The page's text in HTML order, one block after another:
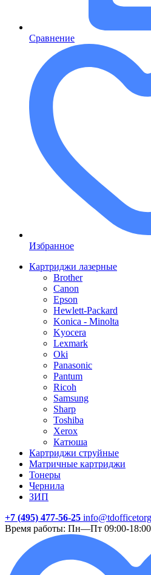
Сравнение
Избранное
Картриджи лазерные
Brother
Canon
Epson
Hewlett-Packard
Konica - Minolta
Kyocera
Lexmark
Oki
Panasonic
Pantum
Ricoh
Samsung
Sharp
Toshiba
Xerox
Катюша
Картриджи струйные
Матричные картриджи
Тонеры
Чернила
ЗИП
+7 (495) 477-56-25
Время работы: Пн—Пт 09:00-18:00